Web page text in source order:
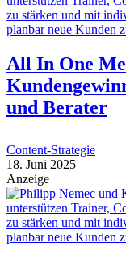
All In One
und Berater
Content-Strategie
18. Juni 2025
Anzeige